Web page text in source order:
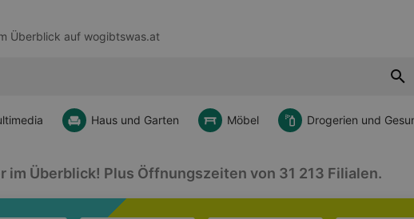
Überblick auf wogibtswas.at
Haus und Garten Möbel Drogerien und
im Überblick! Plus Öffnungszeiten von 31 213 Filialen.